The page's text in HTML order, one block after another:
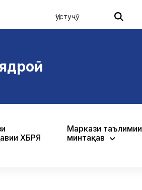
ХБРЯ
Маркази таълимии
минтақавӣ